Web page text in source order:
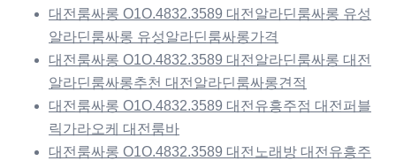
대전룸싸롱 O1O.4832.3589 대전알라딘룸싸롱 유성
알라딘룸싸롱 유성알라딘룸싸롱가격
대전룸싸롱 O1O.4832.3589 대전알라딘룸싸롱 대전
알라딘룸싸롱추천 대전알라딘룸싸롱견적
대전룸싸롱 O1O.4832.3589 대전유흥주점 대전퍼블
릭가라오케 대전룸바
대전룸싸롱 O1O.4832.3589 대전노래방 대전유흥주